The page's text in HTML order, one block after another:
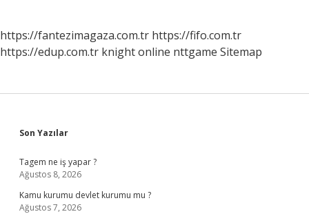
https://fantezimagaza.com.tr https://fifo.com.tr
https://edup.com.tr knight online nttgame Sitemap
Sidebar
Son Yazılar
Tagem ne iş yapar ?
Ağustos 8, 2026
Kamu kurumu devlet kurumu mu ?
Ağustos 7, 2026